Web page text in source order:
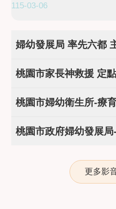
115-03-06
婦幼發展局 率先六都
桃園市家長神救援 定
桃園市婦幼衛生所-療
桃園市政府婦幼發展
更多影